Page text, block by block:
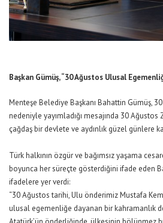
Başkan Gümüş, “30 Ağustos Ulusal
Menteşe Belediye Başkanı Bahattin Gümüş,
nedeniyle yayımladığı mesajında 30
çağdaş bir devlete ve aydınlık güzel günlere
Türk halkının özgür ve bağımsız yaşama
boyunca her süreçte gösterdiğini ifade eden
ifadelere yer verdi:
“30 Ağustos tarihi, Ulu önderimiz Mustafa
ulusal egemenliğe dayanan bir kahramanlık